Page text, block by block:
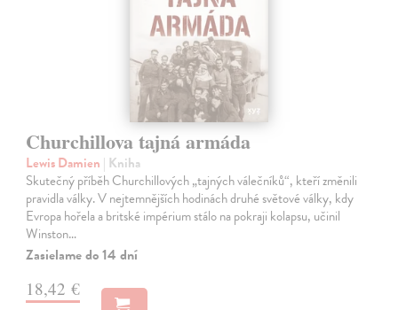
Churchillova tajná armáda
Lewis Damien | Kniha
Skutečný příběh Churchillových „tajných válečníků“, kteří změnili
pravidla války. V nejtemnějších hodinách druhé světové války, kdy
Evropa hořela a britské impérium stálo na pokraji kolapsu, učinil
Winston…
Zasielame do 14 dní
18,42 €